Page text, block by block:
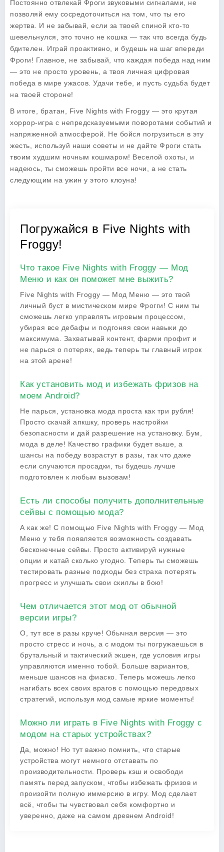
Постоянно отвлекай Фроги звуковыми сигналами, не
позволяй ему сосредоточиться на том, что ты его
жертва. И не забывай, если за твоей спиной кто-то
шевельнулся, это точно не кошка — так что всегда будь
бдителен. Играй проактивно, и будешь на шаг впереди
Фроги! Главное, не забывай, что каждая победа над ним
— это не просто уровень, а твоя личная цифровая
победа в мире ужасов. Удачи тебе, и пусть судьба будет
на твоей стороне!
В итоге, братан, Five Nights with Froggy — это крутая
хоррор-игра с непредсказуемыми поворотами событий и
напряженной атмосферой. Не бойся погрузиться в эту
жесть, используй наши советы и не дайте Фроги стать
твоим худшим ночным кошмаром! Веселой охоты, и
надеюсь, ты сможешь пройти все ночи, а не стать
следующим на ужин у этого клоуна!
Погружайся в Five Nights with
Froggy!
Что такое Five Nights with Froggy — Мод
Меню и как он поможет мне выжить?
Five Nights with Froggy — Мод Меню — это твой
личный буст в мистическом мире Фрогги! С ним ты
сможешь легко управлять игровым процессом,
убирая все дебафы и подгоняя свои навыки до
максимума. Захватывай контент, фарми профит и
не парься о потерях, ведь теперь ты главный игрок
на этой арене!
Как установить мод и избежать фризов на
моем Android?
Не парься, установка мода проста как три рубля!
Просто скачай апкшку, проверь настройки
безопасности и дай разрешение на установку. Бум,
мода в деле! Качество графики будет выше, а
шансы на победу возрастут в разы, так что даже
если случаются просадки, ты будешь лучше
подготовлен к любым вызовам!
Есть ли способы получить дополнительные
сейвы с помощью мода?
А как же! С помощью Five Nights with Froggy — Мод
Меню у тебя появляется возможность создавать
бесконечные сейвы. Просто активируй нужные
опции и катай сколько угодно. Теперь ты сможешь
тестировать разные подходы без страха потерять
прогресс и улучшать свои скиллы в бою!
Чем отличается этот мод от обычной
версии игры?
О, тут все в разы круче! Обычная версия — это
просто стресс и ночь, а с модом ты погружаешься в
брутальный и тактический экшен, где условия игры
управляются именно тобой. Больше вариантов,
меньше шансов на фиаско. Теперь можешь легко
нагибать всех своих врагов с помощью передовых
стратегий, используя мод самые яркие моменты!
Можно ли играть в Five Nights with Froggy с
модом на старых устройствах?
Да, можно! Но тут важно помнить, что старые
устройства могут немного отставать по
производительности. Проверь кэш и освободи
память перед запуском, чтобы избежать фризов и
произойти полную иммерсию в игру. Мод сделает
всё, чтобы ты чувствовал себя комфортно и
уверенно, даже на самом древнем Android!